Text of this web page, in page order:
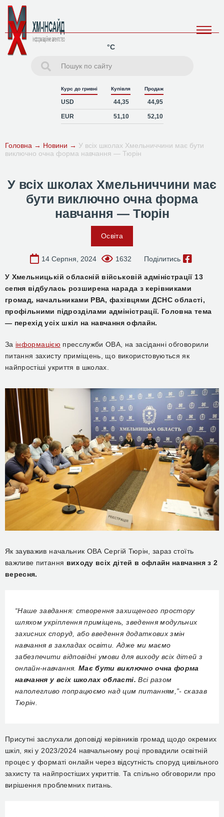
°C
Курс до гривні Купівля Продаж
USD 44,35 44,95
EUR 51,10 52,10
Головна → Новини → У всіх школах Хмельниччини має бути
виключно очна форма навчання — Тюрін
У всіх школах Хмельниччини має
бути виключно очна форма
навчання — Тюрін
Освіта
14 Серпня, 2024 1632 Поділитись
У Хмельницькій обласній військовій адміністрації 13
сепня відбулась розширена нарада з керівниками
громад, начальниками РВА, фахівцями ДСНС області,
профільними підрозділами адміністрації. Головна тема
— перехід усіх шкіл на навчання офлайн.
За інформацією пресслужби ОВА, на засіданні обговорили
питання захисту приміщень, що використовуються як
найпростіші укриття в школах.
Як зауважив начальник ОВА Сергій Тюрін, зараз стоїть
важливе питання виходу всіх дітей в офлайн навчання з 2
вересня.
“Наше завдання: створення захищеного простору
шляхом укріплення приміщень, зведення модульних
захисних споруд, або введення додаткових змін
навчання в закладах освіти. Адже ми маємо
забезпечити відповідні умови для виходу всіх дітей з
онлайн-навчання. Має бути виключно очна форма
навчання у всіх школах області. Всі разом
наполегливо попрацюємо над цим питанням,”- сказав
Тюрін.
Присутні заслухали доповіді керівників громад щодо окремих
шкіл, які у 2023/2024 навчальному році провадили освітній
процес у форматі онлайн через відсутність споруд цивільного
захисту та найпростіших укриттів. Та спільно обговорили про
вирішення проблемних питань.